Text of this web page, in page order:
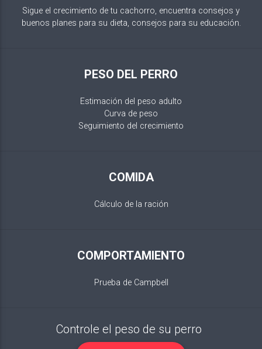
Sigue el crecimiento de tu cachorro, encuentra consejos y
buenos planes para su dieta, consejos para su educación.
PESO DEL PERRO
Estimación del peso adulto
Curva de peso
Seguimiento del crecimiento
COMIDA
Cálculo de la ración
COMPORTAMIENTO
Prueba de Campbell
Controle el peso de su perro